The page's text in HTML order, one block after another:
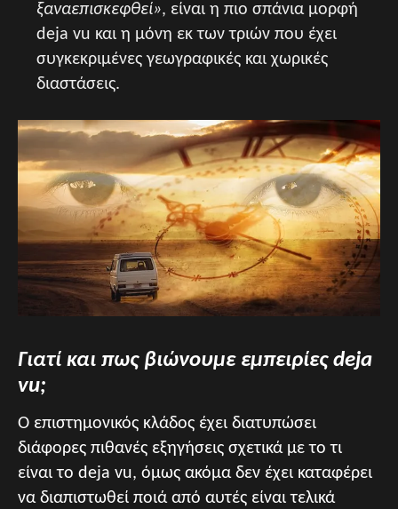
ξαναεπισκεφθεί», είναι η πιο σπάνια μορφή
deja vu και η μόνη εκ των τριών που έχει
συγκεκριμένες γεωγραφικές και χωρικές
διαστάσεις.
Γιατί και πως βιώνουμε εμπειρίες deja
vu;
Ο επιστημονικός κλάδος έχει διατυπώσει
διάφορες πιθανές εξηγήσεις σχετικά με το τι
είναι το deja vu, όμως ακόμα δεν έχει καταφέρει
να διαπιστωθεί ποιά από αυτές είναι τελικά